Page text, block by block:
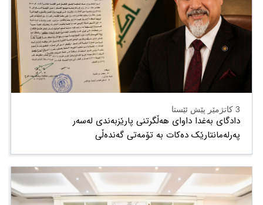
3 کاتژمێر پێش ئێستا
دادگای بەغدا داوای هەڵگرتنی پارێزبەندی لەسەر
پەرلەمانتارێک دەکات بە تۆمەتی گەندەڵی